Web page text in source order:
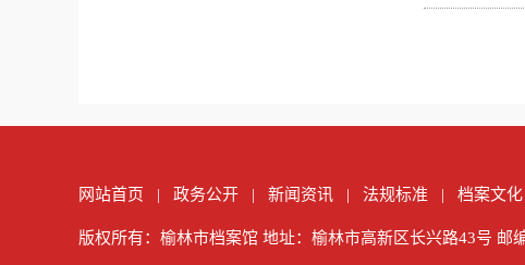
网站首页 | 政务公开 | 新闻资讯 | 法规标准 | 档案文化
版权所有：榆林市档案馆 地址：榆林市高新区长兴路43号 邮